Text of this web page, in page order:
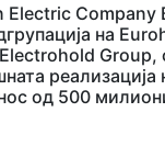
Electric Company
на
Group,
реализација
од 500